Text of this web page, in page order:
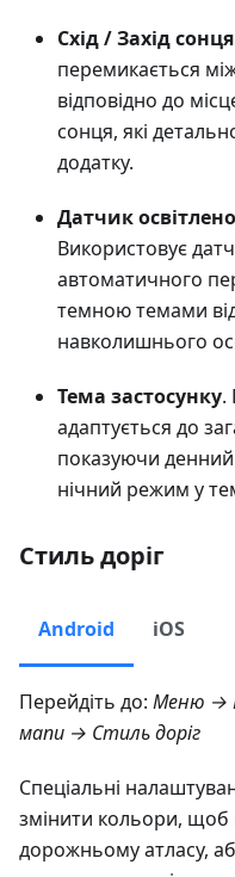
Схід / Захід сонця
перемикається
відповідно до
сонця, які
додатку.
Датчик
Використовує
автоматичного
темною темами
навколишнього
Тема застосунку.
адаптується до
показуючи денний
нічний режим у
Стиль доріг
Android iOS
Перейдіть до: Меню →
мапи → Стиль доріг
Спеціальні
змінити кольори, щоб
дорожньому атласу,